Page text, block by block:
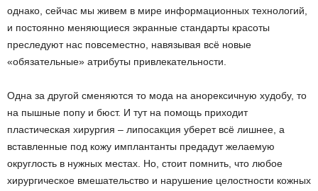
однако, сейчас мы живем в мире информационных технологий,
и постоянно меняющиеся экранные стандарты красоты
преследуют нас повсеместно, навязывая всё новые
«обязательные» атрибуты привлекательности.
Одна за другой сменяются то мода на анорексичную худобу, то
на пышные попу и бюст. И тут на помощь приходит
пластическая хирургия – липосакция уберет всё лишнее, а
вставленные под кожу имплантанты предадут желаемую
округлость в нужных местах. Но, стоит помнить, что любое
хирургическое вмешательство и нарушение целостности кожных